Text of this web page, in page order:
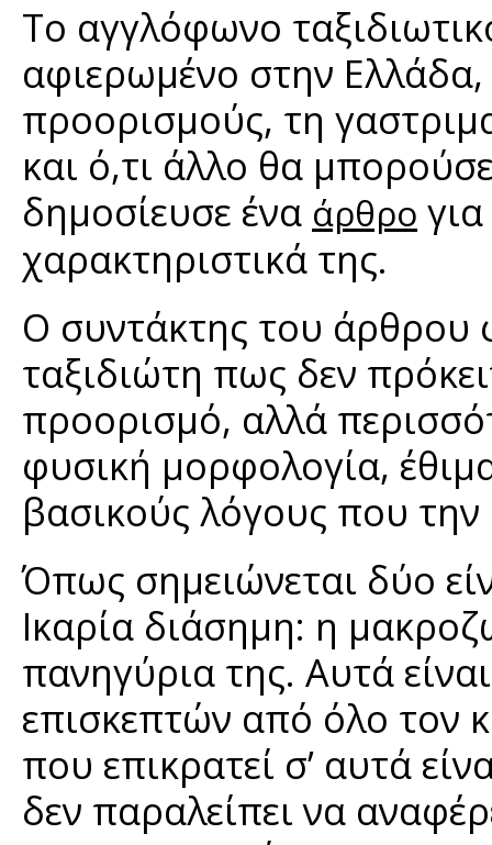
Το αγγλόφωνο
αφιερωμένο στην Ελλάδα,
προορισμούς, τη
και ό,τι άλλο θα
δημοσίευσε ένα άρθρο
χαρακτηριστικά της.
Ο συντάκτης του άρθρου
ταξιδιώτη πως δεν
προορισμό, αλλά
φυσική μορφολογία,
βασικούς λόγους που
Όπως σημειώνεται δύο
Ικαρία διάσημη: η
πανηγύρια της. Αυτά
επισκεπτών από όλο τον
που επικρατεί σ’ αυτά
δεν παραλείπει να